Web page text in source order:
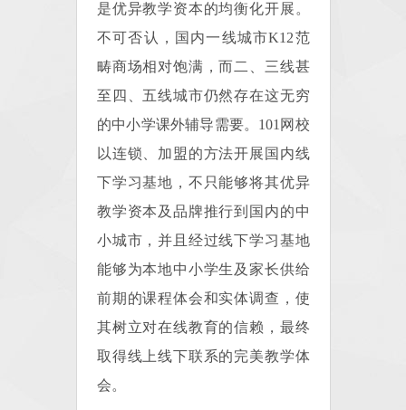
是优异教学资本的均衡化开展。
不可否认，国内一线城市K12范
畴商场相对饱满，而二、三线甚
至四、五线城市仍然存在这无穷
的中小学课外辅导需要。101网校
以连锁、加盟的方法开展国内线
下学习基地，不只能够将其优异
教学资本及品牌推行到国内的中
小城市，并且经过线下学习基地
能够为本地中小学生及家长供给
前期的课程体会和实体调查，使
其树立对在线教育的信赖，最终
取得线上线下联系的完美教学体
会。